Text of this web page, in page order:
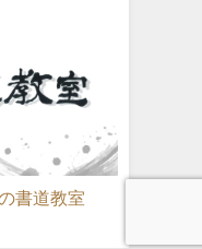
書道教室